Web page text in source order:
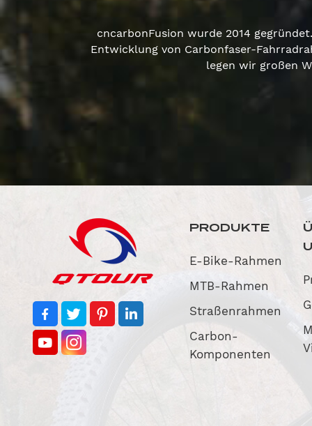
cncarbonFusion wurde 2014
Entwicklung von Carbonfaser-
legen wir großen
PRODUKTE
E-Bike-Rahmen
MTB-Rahmen
Straßenrahmen
Carbon-
Komponenten